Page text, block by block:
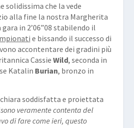
solidissima che la vede
alla fine la nostra Margherita
in 2’06”08 stabilendo il
e bissando il successo di
accontentare dei gradini più
Cassie Wild, seconda in
Katalin Burian, bronzo in
soddisfatta e proiettata
sono veramente contenta del
di fare come ieri, questo